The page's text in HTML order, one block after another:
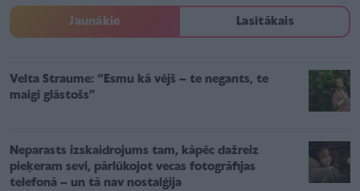
Jaunākie Lasītākais
Velta Straume: “Esmu kā vējš – te negants, te
maigi glāstošs”
Neparasts izskaidrojums tam, kāpēc dažreiz
pieķeram sevi, pārlūkojot vecas fotogrāfijas
telefonā – un tā nav nostalģija